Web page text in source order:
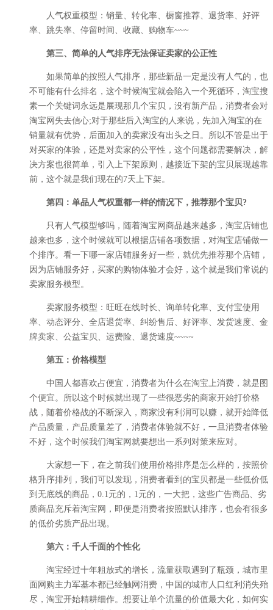
人气权重模型：销量、转化率、橱窗推荐、退货率、好评
率、跳失率、停留时间、收藏、购物车~~~
第三、简单的人气排序无法保证卖家的公正性
如果简单的按照人气排序，那些新品一定是没有人气的，也
不可能有什么排名，这个时候淘宝就会陷入一个死循环，淘宝搜
素一个关键词永远是展现那几个宝贝，没有新产品，消费者会对
淘宝网失去信心;对于那些后入淘宝的人来说，先加入淘宝的在
销量就有优势，后面加入的卖家没有出头之日。所以不管是出于
对买家的体验，还是对卖家的公平性，这个问题都需要解决，解
决方案也很简单，引入上下架原则，越接近下架的宝贝展现越靠
前，这个就是我们现在的7天上下架。
第四：单品人气权重都一样的情况下，推荐那个宝贝?
只有人气模型够吗，随着淘宝网商品越来越多，淘宝店铺也
越来也多，这个时候就可以根据店铺各项数据，对淘宝店铺做一
个排序。看一下哪一家店铺服务好一些，就优先推荐那个店铺，
因为店铺服务好，买家的购物体验才会好，这个就是我们常说的
卖家服务模型。
卖家服务模型：旺旺在线时长、询单转化率、支付宝使用
率、动态评分、全店退货率、纠纷售后、好评率、发货速度、金
牌卖家、公益宝贝、运费险、退货速度~~~~
第五：价格模型
中国人都喜欢占便宜，消费者为什么在淘宝上消费，就是图
个便宜。所以这个时候就出现了一些很恶劣的商家开始打价格
战，随着价格战的不断深入，商家没有利润可以赚，就开始降低
产品质量，产品质量差了，消费者体验就不好，一旦消费者体验
不好，这个时候我们淘宝网就要想出一系列对策来应对。
大家想一下，在之前我们使用价格排序是怎么样的，按照价
格升序排列，我们可以发现，消费者看到的宝贝都是一些低价低
到无底线的商品，0.1元的，1元的，一大把，这些广告商品、劣
质商品充斥着淘宝网，即便是消费者按照默认排序，也会有很多
的低价劣质产品出现。
第六：千人千面的个性化
淘宝经过十年粗放式的增长，流量获取遇到了瓶颈，城市里
面网购主力军基本都已经触网消费，中国的城市人口红利消失殆
尽，淘宝开始精耕细作。想要让单个流量的价值最大化，如何实